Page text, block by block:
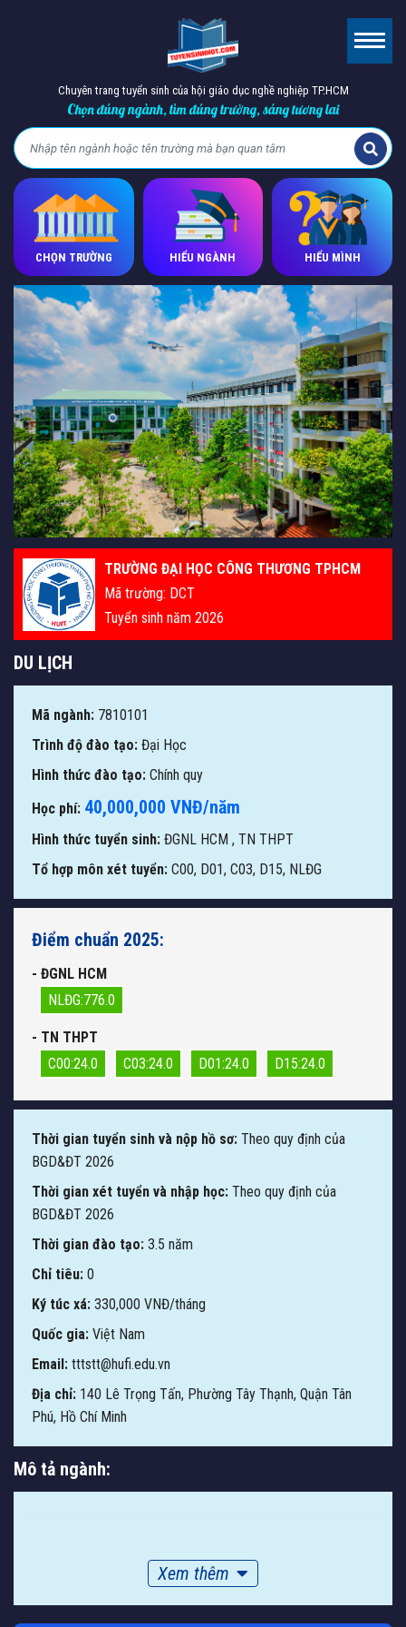
Chuyên trang tuyển sinh của hội giáo dục nghề nghiệp TP.HCM
Chọn đúng ngành, tìm đúng trường, sáng tương lai
HIỂU MÌNH
HIỂU NGÀNH
CHỌN TRƯỜNG
TRƯỜNG ĐẠI HỌC CÔNG THƯƠNG TPHCM
Mã trường: DCT
Tuyển sinh năm 2026
DU LỊCH
Mã ngành: 7810101
Trình độ đào tạo: Đại Học
Hình thức đào tạo: Chính quy
Học phí: 40,000,000 VNĐ/năm
Hình thức tuyển sinh: ĐGNL HCM , TN THPT
Tổ hợp môn xét tuyển: C00, D01, C03, D15, NLĐG
Điểm chuẩn 2025:
- ĐGNL HCM
NLĐG:776.0
- TN THPT
C00:24.0
C03:24.0 D01:24.0 D15:24.0
Thời gian tuyển sinh và nộp hồ sơ: Theo quy định của
BGD&ĐT 2026
Thời gian xét tuyển và nhập học: Theo quy định của
BGD&ĐT 2026
Thời gian đào tạo: 3.5 năm
Chỉ tiêu: 0
Ký túc xá: 330,000 VNĐ/tháng
Quốc gia: Việt Nam
Email: tttstt@hufi.edu.vn
Địa chỉ: 140 Lê Trọng Tấn, Phường Tây Thạnh, Quận Tân
Phú, Hồ Chí Minh
Mô tả ngành:
Xem thêm